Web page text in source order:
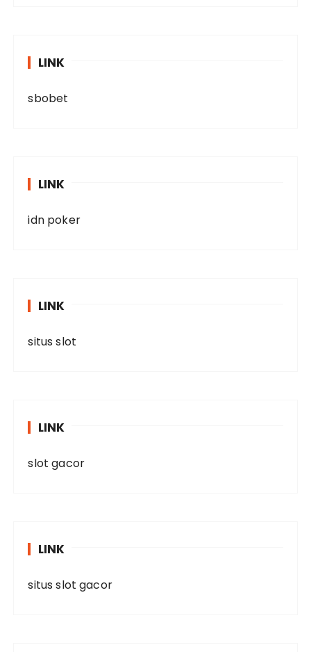
LINK
sbobet
LINK
idn poker
LINK
situs slot
LINK
slot gacor
LINK
situs slot gacor